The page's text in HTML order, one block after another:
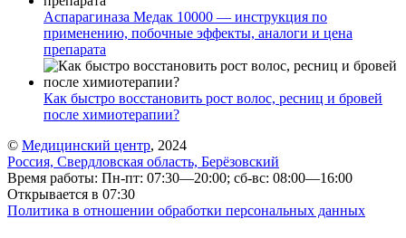
Аспарагиназа Медак 10000 — инструкция по
применению, побочные эффекты, аналоги и цена
препарата
Как быстро восстановить рост волос, ресниц и бровей
после химиотерапии?
© Медицинский центр, 2024
Россия, Свердловская область, Берёзовский
Время работы: Пн-пт: 07:30—20:00; сб-вс: 08:00—16:00
Открывается в 07:30
Политика в отношении обработки персональных данных